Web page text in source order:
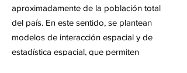
aproximadamente de la población total
del país. En este sentido, se plantean
modelos de interacción espacial y de
estadística espacial, que permiten